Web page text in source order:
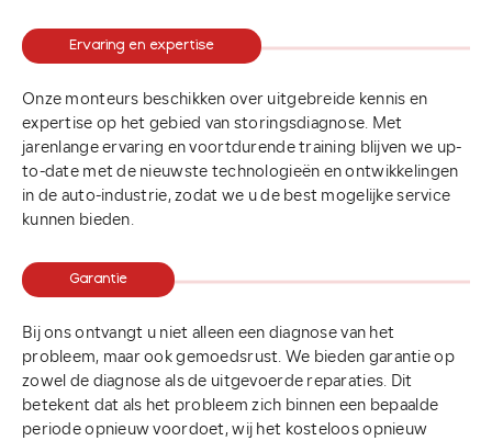
Ervaring en expertise
Onze monteurs beschikken over uitgebreide kennis en
expertise op het gebied van storingsdiagnose. Met
jarenlange ervaring en voortdurende training blijven we up-
to-date met de nieuwste technologieën en ontwikkelingen
in de auto-industrie, zodat we u de best mogelijke service
kunnen bieden.
Garantie
Bij ons ontvangt u niet alleen een diagnose van het
probleem, maar ook gemoedsrust. We bieden garantie op
zowel de diagnose als de uitgevoerde reparaties. Dit
betekent dat als het probleem zich binnen een bepaalde
periode opnieuw voordoet, wij het kosteloos opnieuw